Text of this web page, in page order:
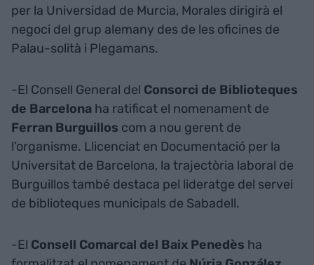
per la Universidad de Murcia, Morales dirigirà el
negoci del grup alemany des de les oficines de
Palau-solità i Plegamans.
-El Consell General del Consorci de Biblioteques
de Barcelona ha ratificat el nomenament de
Ferran Burguillos com a nou gerent de
l’organisme. Llicenciat en Documentació per la
Universitat de Barcelona, la trajectòria laboral de
Burguillos també destaca pel lideratge del servei
de biblioteques municipals de Sabadell.
-El Consell Comarcal del Baix Penedès ha